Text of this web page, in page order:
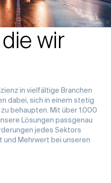
die wir
in vielfältige Branchen
dabei, sich in einem stetig
behaupten. Mit über 1.000
Lösungen passgenau
jedes Sektors
Mehrwert bei unseren